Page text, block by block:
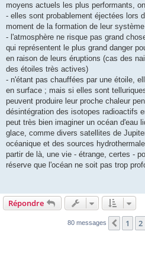
moyens actuels les plus performants,
- elles sont probablement éjectées lors
moment de la formation de leur
- l'atmosphère ne risque pas grand
qui représentent le plus grand danger
en raison de leurs éruptions (cas des
des étoiles très actives)
- n'étant pas chauffées par une étoile,
en surface ; mais si elles sont
peuvent produire leur proche chaleur
désintégration des isotopes radioactifs
peut très bien imaginer un océan d'eau
glace, comme divers satellites de
océanique et des sources
partir de là, une vie - étrange, certes -
réserve que l'océan ne soit pas trop
Répondre
80 messages 1 2